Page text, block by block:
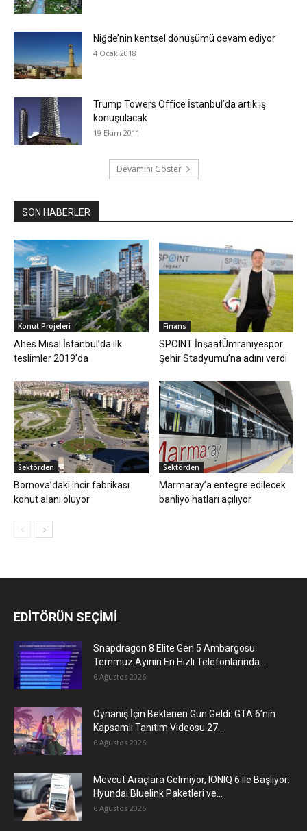
Niğde’nin kentsel dönüşümü devam ediyor
4 Ocak 2018
Trump Towers Office İstanbul’da artık iş
konuşulacak
19 Ekim 2011
Devamını Göster
SON HABERLER
Konut Projeleri
Ahes Misal İstanbul’da ilk
teslimler 2019’da
Finans
SPOINT İnşaatÜmraniyespor
Şehir Stadyumu’na adını verdi
Sektörden
Bornova’daki incir fabrikası
konut alanı oluyor
Sektörden
Marmaray’a entegre edilecek
banliyö hatları açılıyor
EDİTÖRÜN SEÇİMİ
Snapdragon 8 Elite Gen 5 Ambargosu:
Temmuz Ayının En Hızlı Telefonlarında...
6 Ağustos 2026
Oynanış İçin Beklenen Gün Geldi: GTA 6’nın
Kapsamlı Tanıtım Videosu 27...
6 Ağustos 2026
Mevcut Araçlara Gelmiyor, IONIQ 6 ile Başlıyor:
Hyundai Bluelink Paketleri ve...
6 Ağustos 2026